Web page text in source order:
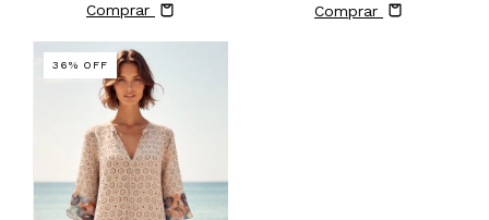
Comprar Comprar
36% OFF